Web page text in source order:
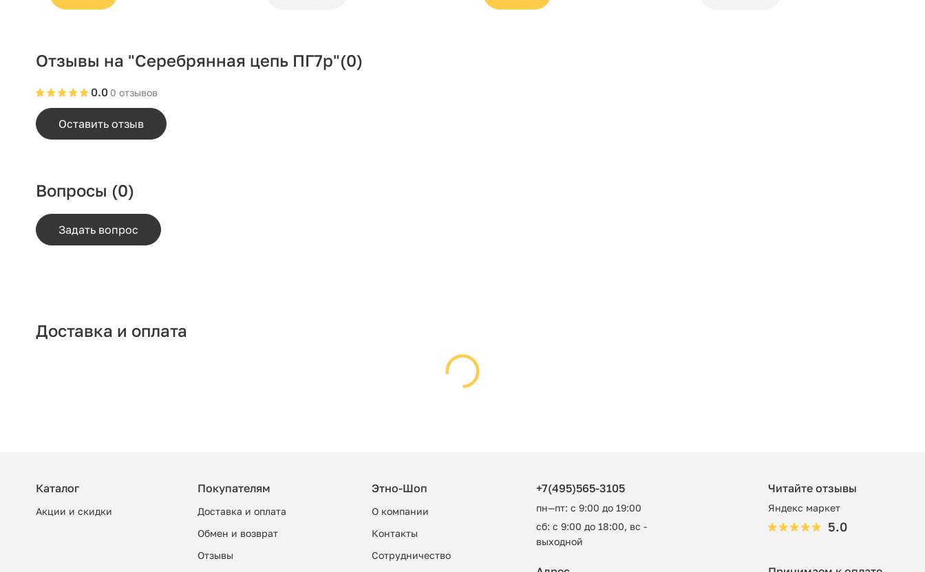
Отзывы на "Серебрянная цепь ПГ7р"(0)
0 отзывов
0.0
Оставить отзыв
Вопросы (0)
Задать вопрос
Доставка и оплата
Каталог
Акции и скидки
Покупателям
Доставка и оплата
Обмен и возврат
Отзывы
Этно-Шоп
О компании
Контакты
Сотрудничество
+7(495)565-3105
пн—пт: с 9:00 до 19:00
сб: с 9:00 до 18:00, вс -
выходной
Читайте отзывы
Яндекс маркет
5.0